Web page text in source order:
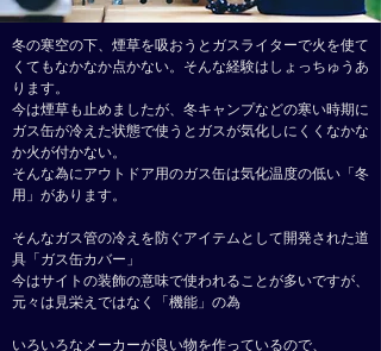
冬の寒空の下、煙草を吸おうとガスライターで火を使て
くてもなかなか点かない。 そんな経験はしょっちゅうあ
ります。
今は煙草も止めましたが、 冬キャンプなどの寒い時期に
ガス缶が冷えた状態で使うと ガスが気化しにくくなかな
か火が付かない。
そんな為にアウトドア用のガス缶は気化温度の低い「冬
用」があります。
そんなガス管の冷えを防ぐアイテムとして開発された道
具「ガス缶カバー」
今はサイトの装飾の意味で使われることが多いですが、
元々は見栄えではなく「機能」の為
いろいろなメーカーが良い物を作っているので、